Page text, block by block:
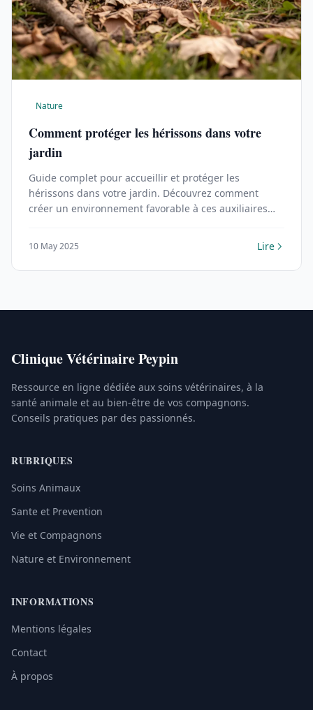
Nature
Comment protéger les hérissons dans votre
jardin
Guide complet pour accueillir et protéger les
hérissons dans votre jardin. Découvrez comment
créer un environnement favorable à ces auxiliaires
10 May 2025 Lire
Clinique Vétérinaire Peypin
Ressource en ligne dédiée aux soins vétérinaires, à la
santé animale et au bien-être de vos compagnons.
Conseils pratiques par des passionnés.
RUBRIQUES
Soins Animaux
Sante et Prevention
Vie et Compagnons
Nature et Environnement
INFORMATIONS
Mentions légales
Contact
À propos